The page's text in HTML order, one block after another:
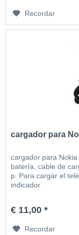
Recordar
cargador para
cargador para
batería, cable de
p. Para cargar el
indicador
€ 11,00 *
Recordar